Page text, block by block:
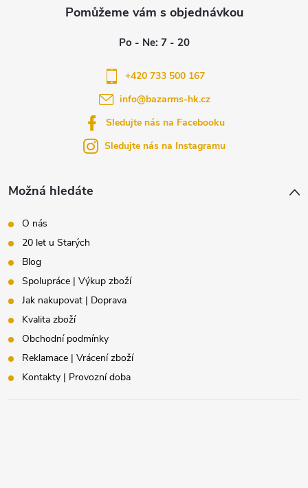
Možná hledáte
O nás
20 let u Starých
Blog
Spolupráce | Výkup zboží
Jak nakupovat | Doprava
Kvalita zboží
Obchodní podmínky
Reklamace | Vrácení zboží
Kontakty | Provozní doba
info@bazarms-hk.cz
+420 733 500 167
Sledujte nás na Facebooku
Sledujte nás na Instagramu